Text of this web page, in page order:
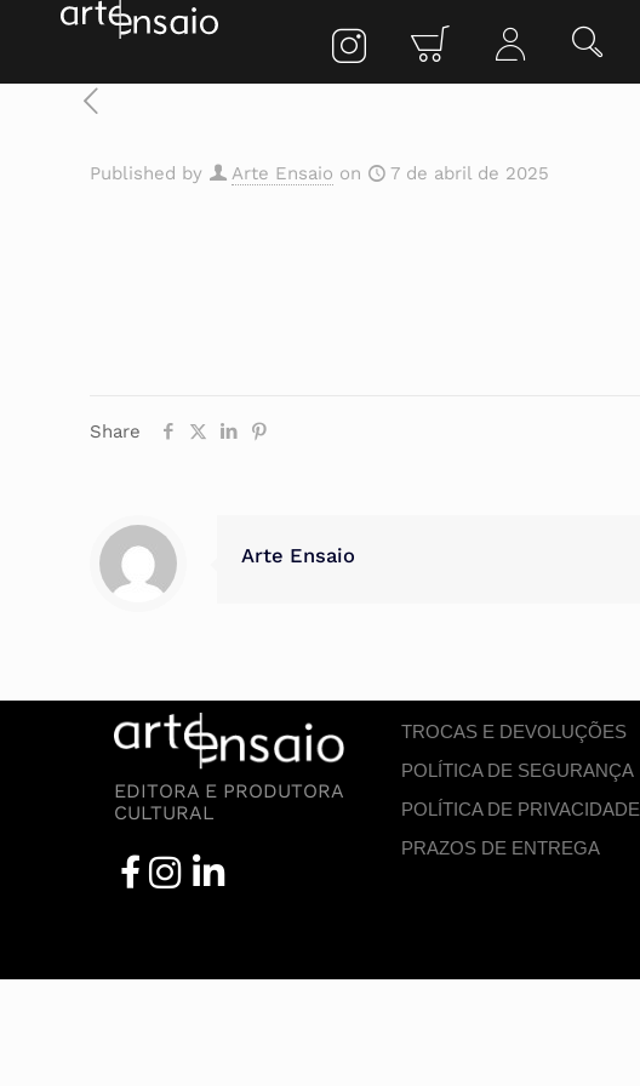
Published by Arte Ensaio on 7 de abril de 2025
Share
Arte Ensaio
EDITORA E PRODUTORA
CULTURAL
TROCAS E DEVOLUÇÕES
POLÍTICA DE SEGURANÇA
POLÍTICA DE PRIVACIDADE
PRAZOS DE ENTREGA